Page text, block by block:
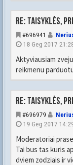
Re: Taisyklės,
#696941
18 Geg 2017
Aktyviausiam
reikmenu
Re: Taisyklės,
#696979
19 Geg 2017
Moderatoriai
Tai bus tas kuris
dviem zodziais ir